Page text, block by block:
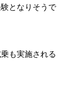
となりそうで
も実施される